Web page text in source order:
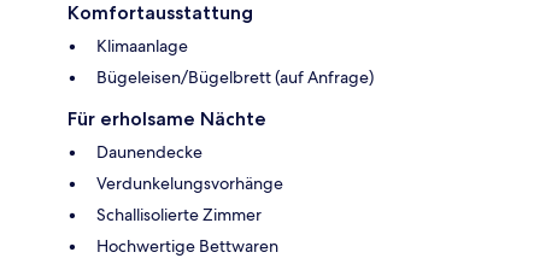
Komfortausstattung
Klimaanlage
Bügeleisen/Bügelbrett (auf Anfrage)
Für erholsame Nächte
Daunendecke
Verdunkelungsvorhänge
Schallisolierte Zimmer
Hochwertige Bettwaren